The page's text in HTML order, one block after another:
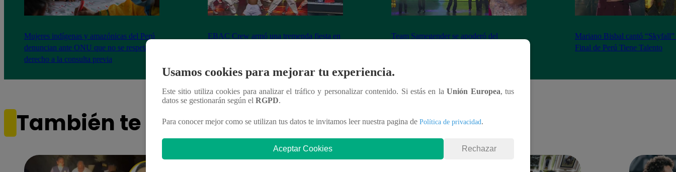
Mujeres indígenas y amazónicas del Perú
denuncian ante ONU que no se respeta su
derecho a la consulta previa
EBAC Crew armó una tremenda fiesta en
Team Samegender se apoderó del
Mariano Bisbal cantó
Final de Perú Tiene Talento
También te puede interesar
Usamos cookies para mejorar tu experiencia.
Este sitio utiliza cookies para analizar el tráfico y personalizar contenido. Si estás en laUnión Europea, tus
datos se gestionarán según el RGPD.
Para conocer mejor como se utilizan tus datos te invitamos leer nuestra pagina de Política de privacidad.
Aceptar Cookies Rechazar